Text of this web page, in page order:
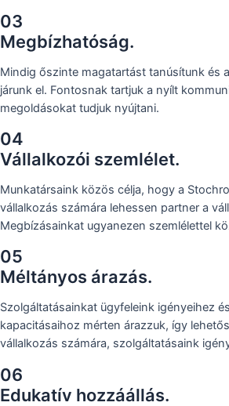
03
Megbízhatóság.
Mindig őszinte magatartást tanúsítunk és
járunk el. Fontosnak tartjuk a nyílt
megoldásokat tudjuk nyújtani.
04
Vállalkozói szemlélet.
Munkatársaink közös célja, hogy a
vállalkozás számára lehessen partner a
Megbízásainkat ugyanezen szemlélettel
05
Méltányos árazás.
Szolgáltatásainkat ügyfeleink igényeihez
kapacitásaihoz mérten árazzuk, így
vállalkozás számára, szolgáltatásaink
06
Edukatív hozzáállás.